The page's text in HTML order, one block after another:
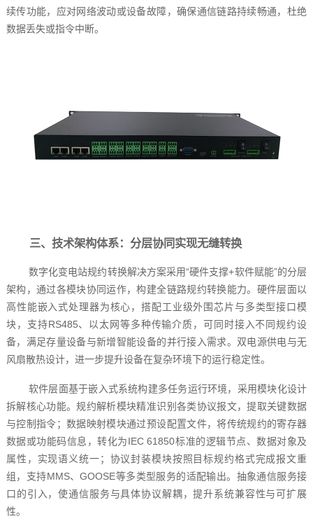
续传功能，应对网络波动或设备故障，确保通信链路持续畅通，杜绝
数据丢失或指令中断。
三、技术架构体系：分层协同实现无缝转换
数字化变电站规约转换解决方案采用“硬件支撑+软件赋能”的分层
架构，通过各模块协同运作，构建全链路规约转换能力。硬件层面以
高性能嵌入式处理器为核心，搭配工业级外围芯片与多类型接口模
块，支持RS485、以太网等多种传输介质，可同时接入不同规约设
备，满足存量设备与新增智能设备的并行接入需求。双电源供电与无
风扇散热设计，进一步提升设备在复杂环境下的运行稳定性。
软件层面基于嵌入式系统构建多任务运行环境，采用模块化设计
拆解核心功能。规约解析模块精准识别各类协议报文，提取关键数据
与控制指令；数据映射模块通过预设配置文件，将传统规约的寄存器
数据或功能码信息，转化为IEC 61850标准的逻辑节点、数据对象及
属性，实现语义统一；协议封装模块按照目标规约格式完成报文重
组，支持MMS、GOOSE等多类型服务的适配输出。抽象通信服务接
口的引入，使通信服务与具体协议解耦，提升系统兼容性与可扩展
性。